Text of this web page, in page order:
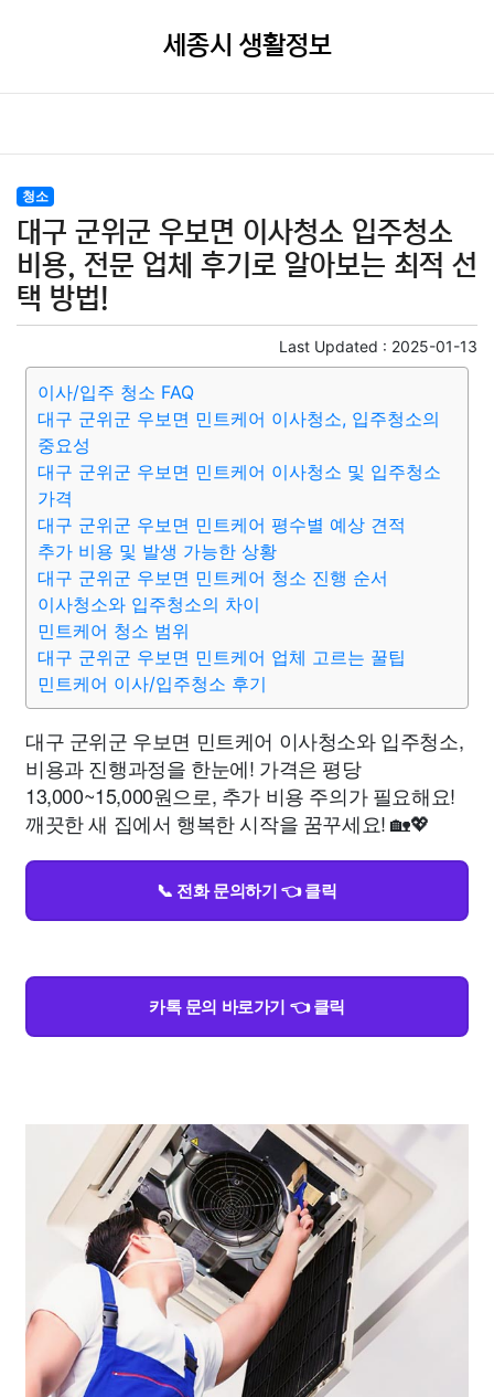
세종시 생활정보
청소
대구 군위군 우보면 이사청소 입주청소
비용, 전문 업체 후기로 알아보는 최적 선
택 방법!
Last Updated : 2025-01-13
이사/입주 청소 FAQ
대구 군위군 우보면 민트케어 이사청소, 입주청소의
중요성
대구 군위군 우보면 민트케어 이사청소 및 입주청소
가격
대구 군위군 우보면 민트케어 평수별 예상 견적
추가 비용 및 발생 가능한 상황
대구 군위군 우보면 민트케어 청소 진행 순서
이사청소와 입주청소의 차이
민트케어 청소 범위
대구 군위군 우보면 민트케어 업체 고르는 꿀팁
민트케어 이사/입주청소 후기
대구 군위군 우보면 민트케어 이사청소와 입주청소,
비용과 진행과정을 한눈에! 가격은 평당
13,000~15,000원으로, 추가 비용 주의가 필요해요!
깨끗한 새 집에서 행복한 시작을 꿈꾸세요! 🏡💖
📞 전화 문의하기 👈 클릭
카톡 문의 바로가기 👈 클릭